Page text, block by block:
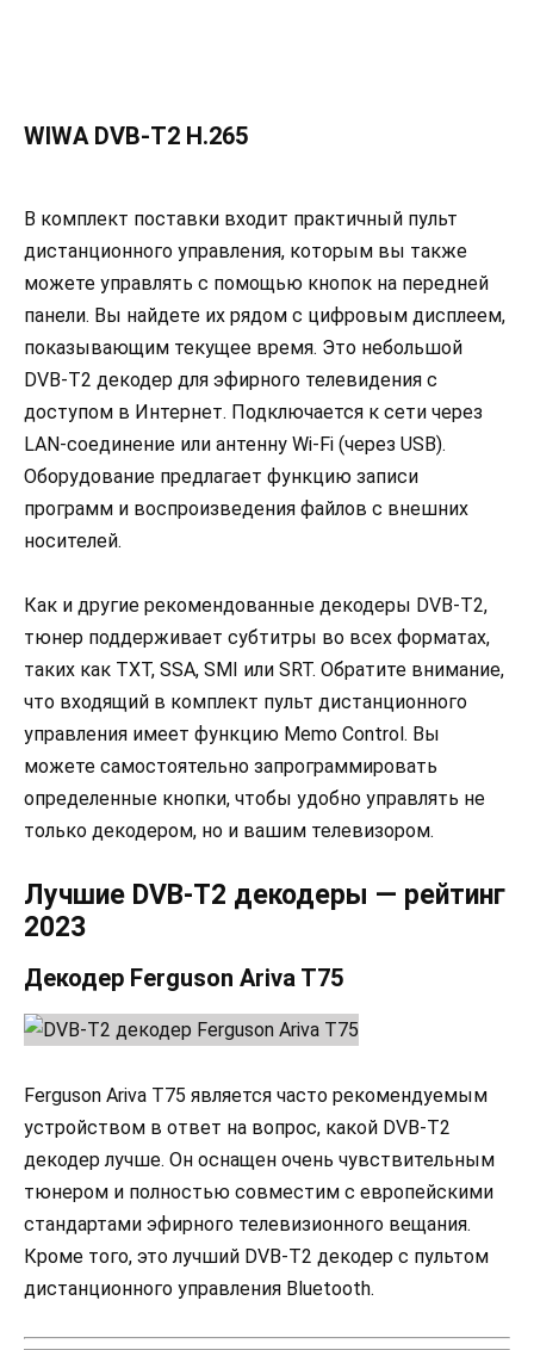
WIWA DVB-T2 H.265
В комплект поставки входит практичный пульт
дистанционного управления, которым вы также
можете управлять с помощью кнопок на передней
панели. Вы найдете их рядом с цифровым дисплеем,
показывающим текущее время. Это небольшой
DVB-T2 декодер для эфирного телевидения с
доступом в Интернет. Подключается к сети через
LAN-соединение или антенну Wi-Fi (через USB).
Оборудование предлагает функцию записи
программ и воспроизведения файлов с внешних
носителей.
Как и другие рекомендованные декодеры DVB-T2,
тюнер поддерживает субтитры во всех форматах,
таких как TXT, SSA, SMI или SRT. Обратите внимание,
что входящий в комплект пульт дистанционного
управления имеет функцию Memo Control. Вы
можете самостоятельно запрограммировать
определенные кнопки, чтобы удобно управлять не
только декодером, но и вашим телевизором.
Лучшие DVB-T2 декодеры — рейтинг
2023
Декодер Ferguson Ariva T75
Ferguson Ariva T75 является часто рекомендуемым
устройством в ответ на вопрос, какой DVB-T2
декодер лучше. Он оснащен очень чувствительным
тюнером и полностью совместим с европейскими
стандартами эфирного телевизионного вещания.
Кроме того, это лучший DVB-T2 декодер с пультом
дистанционного управления Bluetooth.